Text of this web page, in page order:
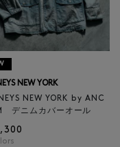
NEW YORK
NEW YORK by ANC
デニムカバーオール